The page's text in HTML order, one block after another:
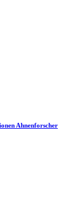
Ahnenforscher